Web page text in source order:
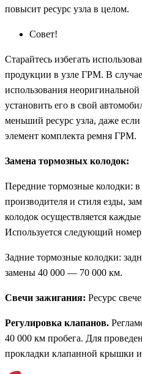
повысит ресурс узла в целом.
Совет!
Старайтесь избегать
продукции в узле ГРМ. В
использования
установить его в свой
меньший ресурс узла, даже
элемент комплекта ремня ГРМ.
Замена тормозных колодок:
Передние тормозные колодки: в
производителя и стиля езды,
колодок осуществляется
Используется следующий
Задние тормозные колодки:
замены 40 000 — 70 000 км.
Свечи зажигания: Ресурс
Регулировка клапанов.
40 000 км пробега. Для
прокладки клапанной крышки